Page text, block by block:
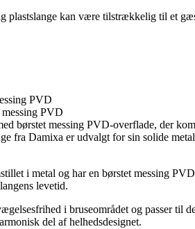
plastslange kan være tilstrækkelig til et
PVD
børstet messing PVD-overflade, der
fra Damixa er udvalgt for sin solide
i metal og har en børstet messing
levetid.
i bruseområdet og passer til
del af helhedsdesignet.